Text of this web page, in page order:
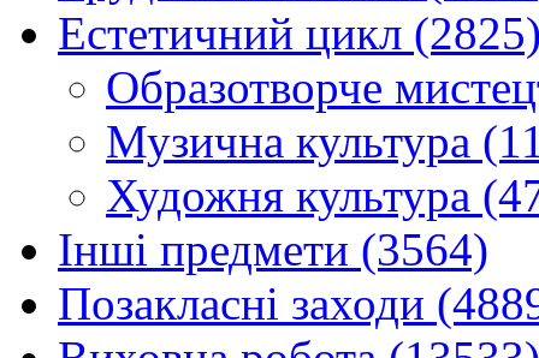
Естетичний цикл
Образотворче
Музична культура
Художня культура
Інші предмети (3564)
Позакласні заходи